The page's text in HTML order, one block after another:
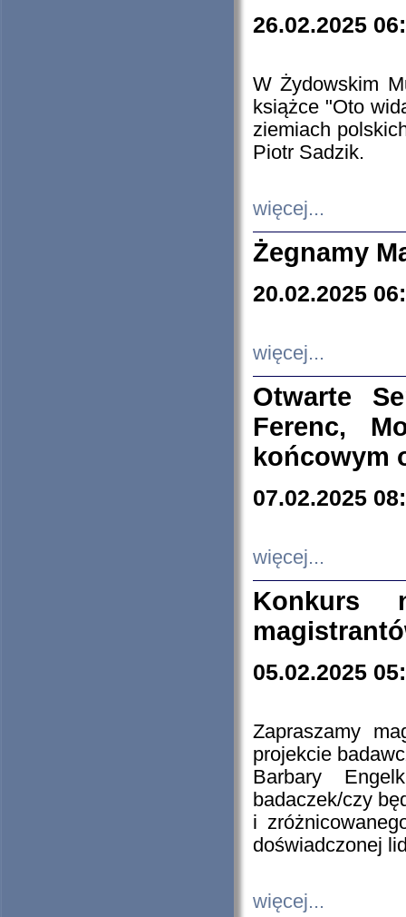
26.02.2025
W Żydowskim
książce "Oto
ziemiach
Piotr Sadzik.
więcej...
Żegnamy
20.02.2025
więcej...
Otwarte
Ferenc,
końcowym
07.02.2025
więcej...
Konkurs
05.02.2025
Zapraszamy
projekcie
Barbary
badaczek/czy
i
doświadczonej
więcej...